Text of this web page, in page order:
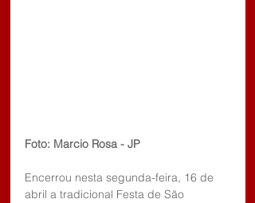
Foto: Marcio Rosa - JP
Encerrou nesta segunda-feira, 16 de
abril a tradicional Festa de São